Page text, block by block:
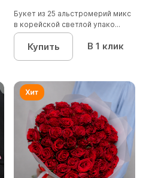
Букет из 25 альстромерий микс
в корейской светлой упако...
Купить В 1 клик